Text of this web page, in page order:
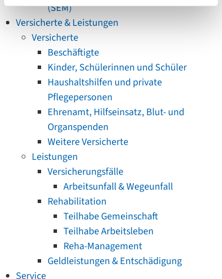
(SEM)
Versicherte & Leistungen
Versicherte
Beschäftigte
Kinder, Schülerinnen und Schüler
Haushaltshilfen und private
Pflegepersonen
Ehrenamt, Hilfseinsatz, Blut- und
Organspenden
Weitere Versicherte
Leistungen
Versicherungsfälle
Arbeitsunfall & Wegeunfall
Rehabilitation
Teilhabe Gemeinschaft
Teilhabe Arbeitsleben
Reha-Management
Geldleistungen & Entschädigung
Service